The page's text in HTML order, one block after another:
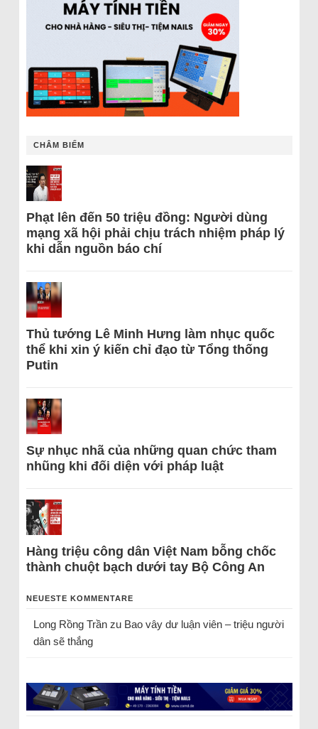
CHÂM BIẾM
Phạt lên đến 50 triệu đồng: Người dùng
mạng xã hội phải chịu trách nhiệm pháp lý
khi dẫn nguồn báo chí
Thủ tướng Lê Minh Hưng làm nhục quốc
thể khi xin ý kiến chỉ đạo từ Tổng thống
Putin
Sự nhục nhã của những quan chức tham
nhũng khi đối diện với pháp luật
Hàng triệu công dân Việt Nam bỗng chốc
thành chuột bạch dưới tay Bộ Công An
NEUESTE KOMMENTARE
Long Rồng Trầnzu Bao vây dư luận viên – triệu người
dân sẽ thắng